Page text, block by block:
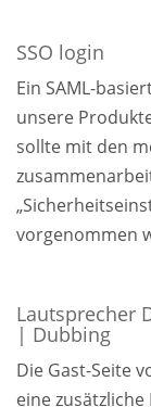
SSO login
Ein SAML-
unsere
sollte mit den
vorgenommen
Lautsprecher
| Dubbing
Die Gast-Seite
eine